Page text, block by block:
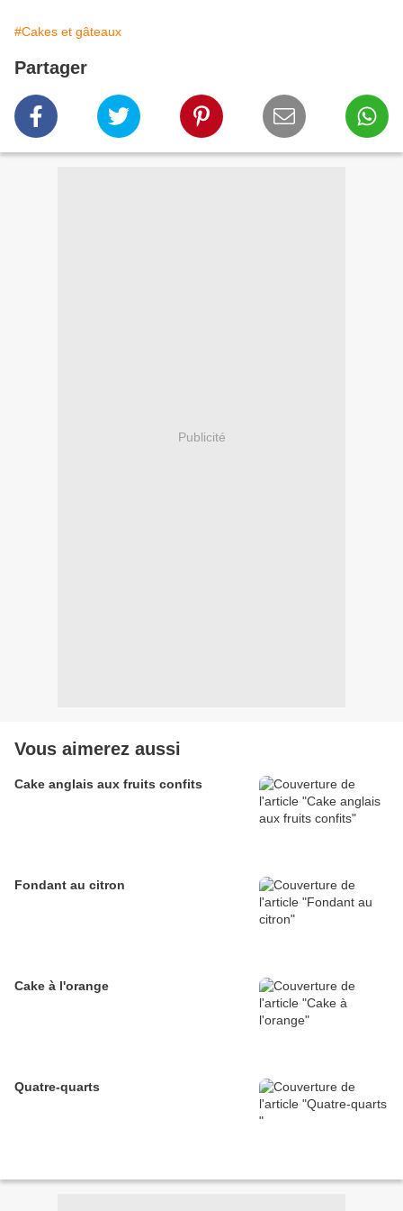
#Cakes et gâteaux
Partager
Publicité
Vous aimerez aussi
Cake anglais aux fruits confits
Fondant au citron
Cake à l'orange
Quatre-quarts